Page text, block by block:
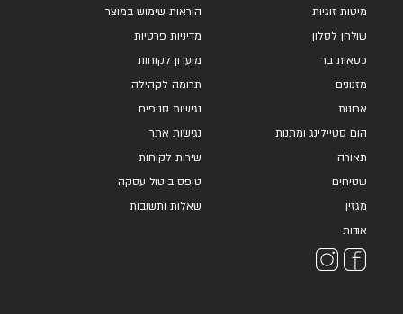
מיטות זוגיות
שולחן לסלון
כסאות בר
מזנונים
ארונות
הום סטיילינג ומתנות
תאורה
שטיחים
מגזין
אודות
הוראות שימוש במוצר
מדיניות פרטיות
מועדון לקוחות
תרומה לקהילה
נגישות סניפים
נגישות אתר
שירות לקוחות
טופס ביטול עסקה
שאלות ותשובות